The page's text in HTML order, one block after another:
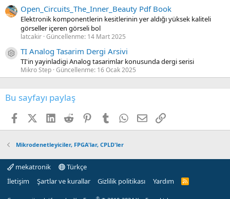
Open_Circuits_The_Inner_Beauty Pdf Book
Elektronik komponentlerin kesitlerinin yer aldığı yüksek kaliteli
görseller içeren görseli bol
latcakir Güncellenme: 14 Mart 2025
Kaynak ikon/amblem
TI Analog Tasarim Dergi Arsivi
TI'in yayinladigi Analog tasarimlar konusunda dergi serisi
Mikro Step Güncellenme: 16 Ocak 2025
Bu sayfayı paylaş
FacebookX (Twitter)
LinkedIn
Reddit PinterestTumblr WhatsApp
E-postaLink
Mikrodenetleyiciler, FPGA'lar, CPLD'ler
mekatronik
Türkçe
İletişim
Şartlar ve kurallar Gizlilik politikası Yardım
R